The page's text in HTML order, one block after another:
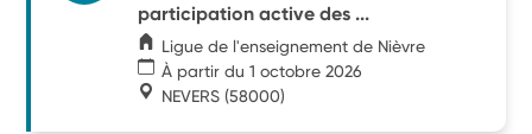
participation active des ...
Ligue de l'enseignement de Nièvre
À partir du 1 octobre 2026
NEVERS (58000)